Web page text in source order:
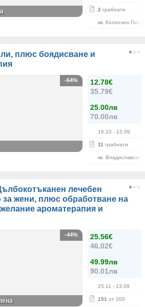
2 грабнати
кв. Колхозен
плюс боядисване и
12.78€
35.79€
25.00лв
70.00лв
16.10 - 12.09
11 грабнати
кв. Владиславово
-64%
лечебен
за жени, плюс обработване на
ароматерапия и
25.56€
46.02€
49.99лв
90.01лв
25.11 - 13.09
151 от 200
-44%